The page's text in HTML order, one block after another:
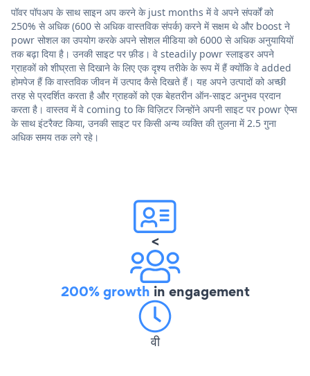
पॉवर पॉपअप के साथ साइन अप करने के just months में वे अपने संपर्कों को
250% से अधिक (600 से अधिक वास्तविक संपर्क) करने में सक्षम थे और boost ने
powr सोशल का उपयोग करके अपने सोशल मीडिया को 6000 से अधिक अनुयायियों
तक बढ़ा दिया है। उनकी साइट पर फ़ीड। वे steadily powr स्लाइडर अपने
ग्राहकों को शीघ्रता से दिखाने के लिए एक दृश्य तरीके के रूप में हैं क्योंकि वे added
होमपेज हैं कि वास्तविक जीवन में उत्पाद कैसे दिखते हैं। यह अपने उत्पादों को अच्छी
तरह से प्रदर्शित करता है और ग्राहकों को एक बेहतरीन ऑन-साइट अनुभव प्रदान
करता है। वास्तव में वे coming to कि विज़िटर जिन्होंने अपनी साइट पर powr ऐप्स
के साथ इंटरैक्ट किया, उनकी साइट पर किसी अन्य व्यक्ति की तुलना में 2.5 गुना
अधिक समय तक लगे रहे।
<
200% growth in engagement
वी